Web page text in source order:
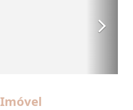
Imóvel